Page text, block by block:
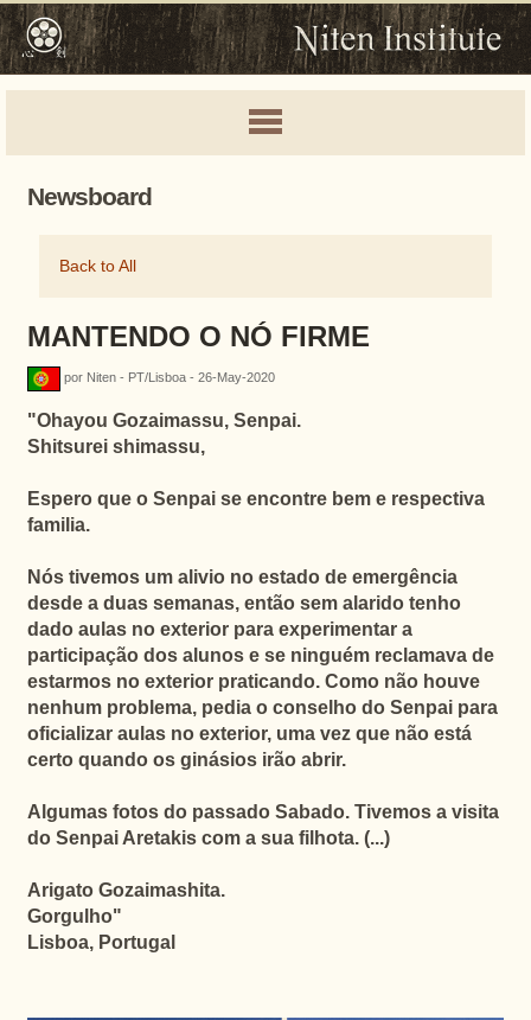
Newsboard
Back to All
MANTENDO O NÓ FIRME
por Niten - PT/Lisboa - 26-May-2020
"Ohayou Gozaimassu, Senpai.
Shitsurei shimassu,
Espero que o Senpai se encontre bem e respectiva
familia.
Nós tivemos um alivio no estado de emergência
desde a duas semanas, então sem alarido tenho
dado aulas no exterior para experimentar a
participação dos alunos e se ninguém reclamava de
estarmos no exterior praticando. Como não houve
nenhum problema, pedia o conselho do Senpai para
oficializar aulas no exterior, uma vez que não está
certo quando os ginásios irão abrir.
Algumas fotos do passado Sabado. Tivemos a visita
do Senpai Aretakis com a sua filhota. (...)
Arigato Gozaimashita.
Gorgulho"
Lisboa, Portugal